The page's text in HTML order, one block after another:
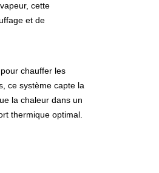
cette
et de
chauffer les
ce système capte la
la chaleur dans un
thermique optimal.